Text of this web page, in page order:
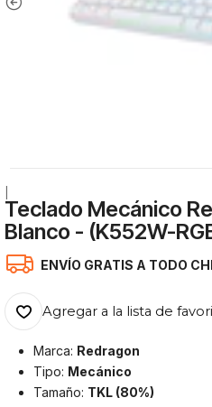
Teclado Mecánico
Blanco - (K552W-
ENVÍO GRATIS A TODO
Agregar a la lista de
Marca: Redragon
Tipo: Mecánico
Tamaño: TKL (80%)